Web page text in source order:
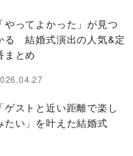
「やってよかった」が見つ
る 結婚式演出の人気&定
まとめ
「ゲストと近い距離で楽し
たい」を叶えた結婚式